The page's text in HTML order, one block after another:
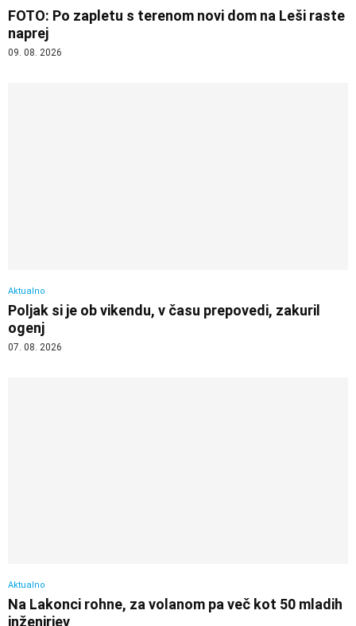
FOTO: Po zapletu s terenom novi dom na Leši raste
naprej
09. 08. 2026
Aktualno
Poljak si je ob vikendu, v času prepovedi, zakuril
ogenj
07. 08. 2026
Aktualno
Na Lakonci rohne, za volanom pa več kot 50 mladih
inženirjev